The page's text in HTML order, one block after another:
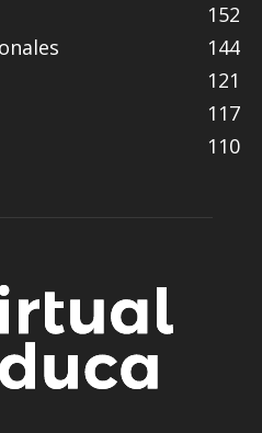
152
144
121
117
110